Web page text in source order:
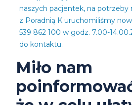
uwadze
komfort
satysfakcję
naszych
naszych pacjentek, na potrzeby
z Poradnią K uruchomiliśmy
539 862 100 w godz. 7.00-
do kontaktu.
Miło nam